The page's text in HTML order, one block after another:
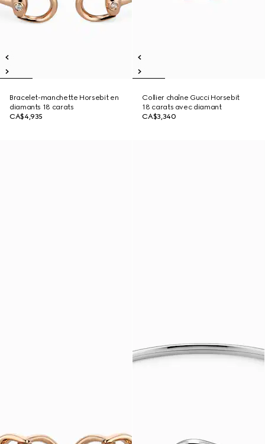
Bracelet-manchette Horsebit en
diamants 18 carats
CA$4,935
Collier chaîne Gucci Horsebit
18 carats avec diamant
CA$3,340